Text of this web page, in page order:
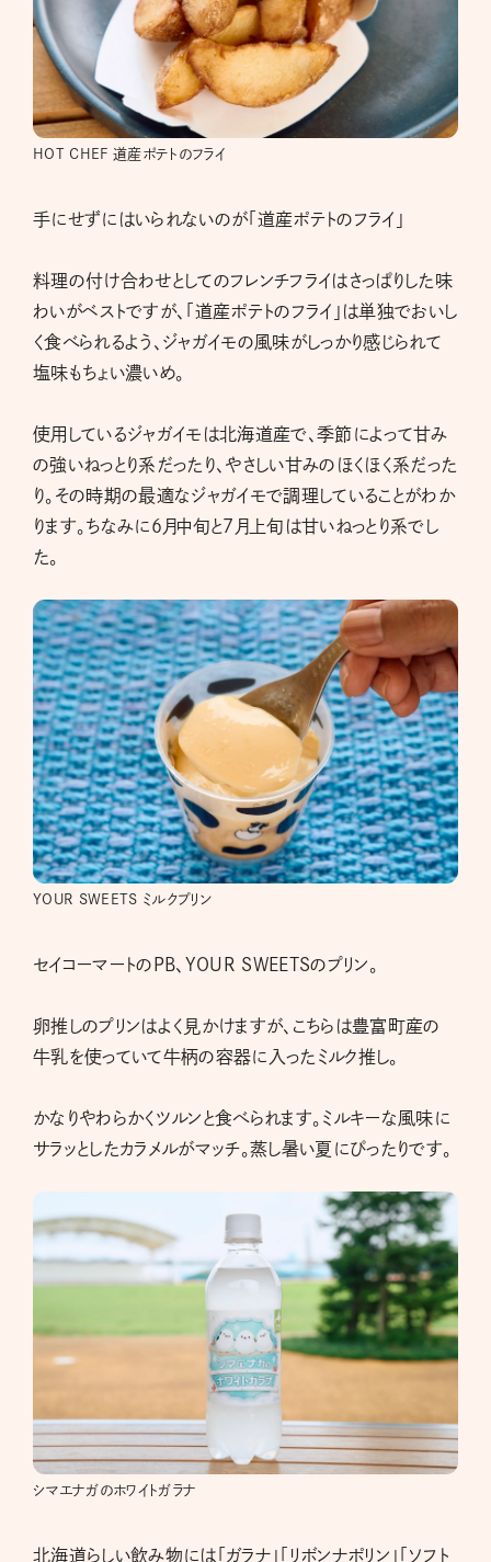
HOT CHEF 道産ポテトのフライ
手にせずにはいられないのが「道産ポテトのフライ」
料理の付け合わせとしてのフレンチフライはさっぱりした味
わいがベストですが、「道産ポテトのフライ」は単独でおいし
く食べられるよう、ジャガイモの風味がしっかり感じられて
塩味もちょい濃いめ。
使用しているジャガイモは北海道産で、季節によって甘み
の強いねっとり系だったり、やさしい甘みのほくほく系だった
り。その時期の最適なジャガイモで調理していることがわか
ります。ちなみに6月中旬と7月上旬は甘いねっとり系でし
た。
YOUR SWEETS ミルクプリン
セイコーマートのPB、YOUR SWEETSのプリン。
卵推しのプリンはよく見かけますが、こちらは豊富町産の
牛乳を使っていて牛柄の容器に入ったミルク推し。
かなりやわらかくツルンと食べられます。ミルキーな風味に
サラッとしたカラメルがマッチ。蒸し暑い夏にぴったりです。
シマエナガのホワイトガラナ
北海道らしい飲み物には「ガラナ」「リボンナポリン」「ソフト